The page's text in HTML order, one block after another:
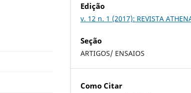
Edição
v. 12 n. 1 (2017): REVISTA
Seção
ARTIGOS/ ENSAIOS
Como Citar